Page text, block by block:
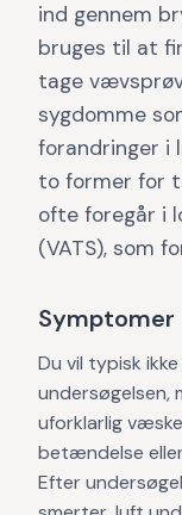
ind gennem
bruges til at
tage
sygdomme
forandringer i
to former for
ofte foregår i
(VATS), som
Symptomer
Du vil typisk
undersøgelsen,
uforklarlig
betændelse
Efter